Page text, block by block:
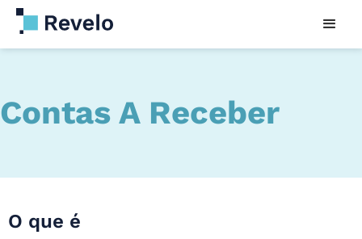
Contas A Receber
O que é